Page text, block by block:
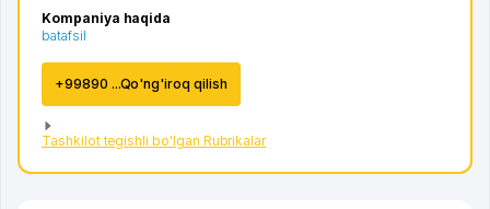
Kompaniya haqida
batafsil
+99890 ...Qo'ng'iroq qilish
Tashkilot tegishli bo'lgan Rubrikalar